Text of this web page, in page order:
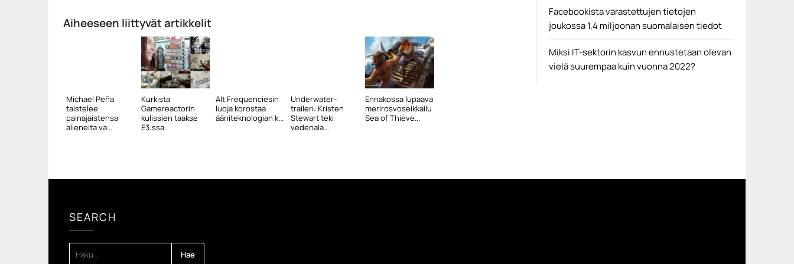
Aiheeseen liittyvät artikkelit
Michael Peña
taistelee
painajaistensa
alieneita va...
Kurkista
Gamereactorin
kulissien taakse
E3:ssa
Alt Frequenciesin
luoja korostaa
ääniteknologian k...
Underwater-
traileri: Kristen
Stewart teki
vedenala...
Ennakossa lupaava
merirosvoseikkailu
Sea of Thieve...
Facebookista varastettujen tietojen
joukossa 1,4 miljoonan suomalaisen tiedot
Miksi IT-sektorin kasvun ennustetaan olevan
vielä suurempaa kuin vuonna 2022?
SEARCH